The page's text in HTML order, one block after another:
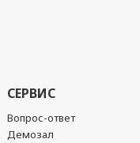
СЕРВИС
Вопрос-ответ
Демозал